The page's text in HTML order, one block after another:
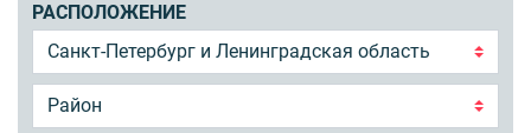
РАСПОЛОЖЕНИЕ